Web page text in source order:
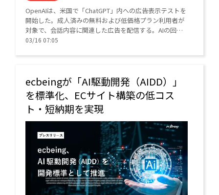
OpenAIは、米国で「ChatGPT」内への広告表示テストを
開始した。成人済みの無料および低価格プラン利用者が
対象で、会話内容に関連した広告を配信する。AIの回答
精度を保ちつつ、インフラ投資の財源確保と企業・消費
03/16 07:05
ecbeingが「AI駆動開発（AIDD）」
を標準化、ECサイト構築の低コス
ト・短納期を実現